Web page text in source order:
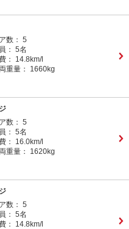
数： 5
： 5名
：
14.8km/l
重量：
1660kg
数： 5
： 5名
：
16.0km/l
重量：
1620kg
数： 5
： 5名
：
14.8km/l